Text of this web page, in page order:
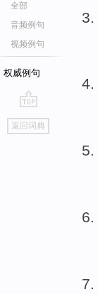
全部
音频例句
视频例句
权威例句
go
top
返回词典